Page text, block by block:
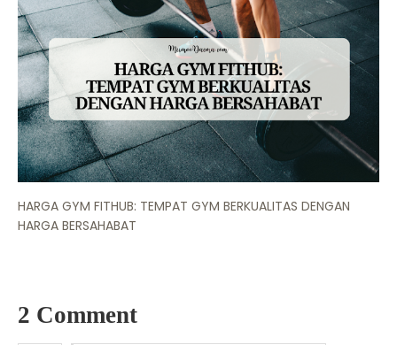
HARGA GYM FITHUB: TEMPAT GYM BERKUALITAS DENGAN
HARGA BERSAHABAT
2 Comment